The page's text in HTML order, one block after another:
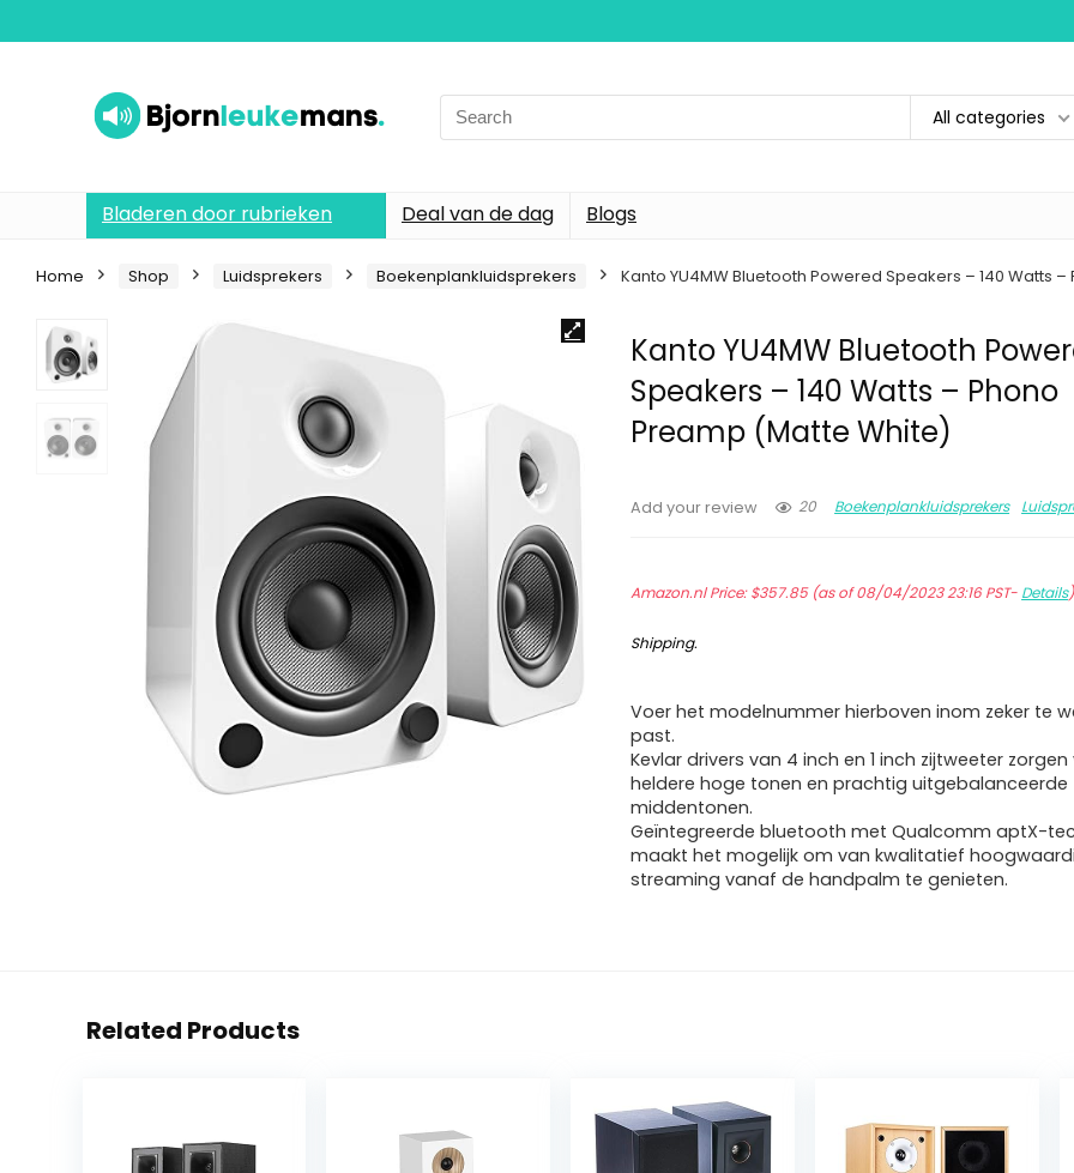
Search
for:
All categories
Bladeren door rubrieken Deal van de dag Blogs
Home Shop Luidsprekers Boekenplankluidsprekers Kanto YU4MW Bluetooth Powered Speakers – 140 Watts
Kanto YU4MW Bluetooth
Speakers – 140 Watts – Phono
Preamp (Matte White)
Add your review 20 Boekenplankluidsprekers
Amazon.nl Price:$357.85(as of 08/04/2023 23:16 PST- Details)
Shipping.
Voer het modelnummer hierboven inom zeker te
past.
Kevlar drivers van 4 inch en 1 inch zijtweeter
heldere hoge tonen en prachtig uitgebalanceerde
middentonen.
Geïntegreerde bluetooth met Qualcomm aptX-
maakt het mogelijk om van kwalitatief
streaming vanaf de handpalm te genieten.
Related Products